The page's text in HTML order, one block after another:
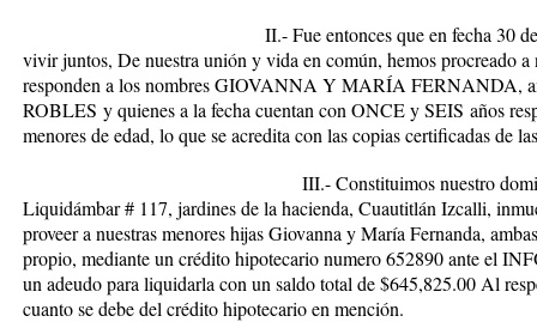
II.- Fue entonces que en fecha 30 de abril del
vivir juntos, De nuestra unión y vida en común, hemos procreado a
responden a los nombresGIOVANNA Y MARÍA FERNANDA,
ROBLES y quienes a la fecha cuentan con ONCE y SEIS años
menores de edad, lo que se acredita con las copias certificadas de
III.- Constituimos nuestro domicilio
Liquidámbar # 117, jardines de la hacienda, Cuautitlán Izcalli,
proveer a nuestras menores hijas Giovanna y María Fernanda,
propio, mediante un crédito hipotecario numero 652890 ante el
un adeudo para liquidarla con un saldo total de $645,825.00 Al
cuanto se debe del crédito hipotecario en mención.